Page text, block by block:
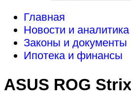
Главная
Новости и аналитика
Законы и документы
Ипотека и финансы
ASUS ROG